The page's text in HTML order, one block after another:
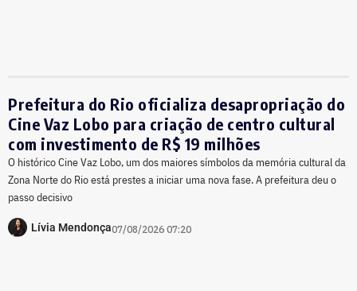
Prefeitura do Rio oficializa desapropriação do
Cine Vaz Lobo para criação de centro cultural
com investimento de R$ 19 milhões
O histórico Cine Vaz Lobo, um dos maiores símbolos da memória cultural da
Zona Norte do Rio está prestes a iniciar uma nova fase. A prefeitura deu o
passo decisivo
Lívia Mendonça07/08/2026 07:20